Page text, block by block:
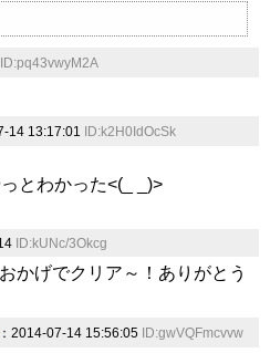
ID:pq43vwyM2A
14 13:17:01 ID:k2H0IdOcSk
とわかった<(_ _)>
ID:kUNc/3Okcg
かげでクリア～！ありがとう
：2014-07-14 15:56:05 ID:gwVQFmcvvw